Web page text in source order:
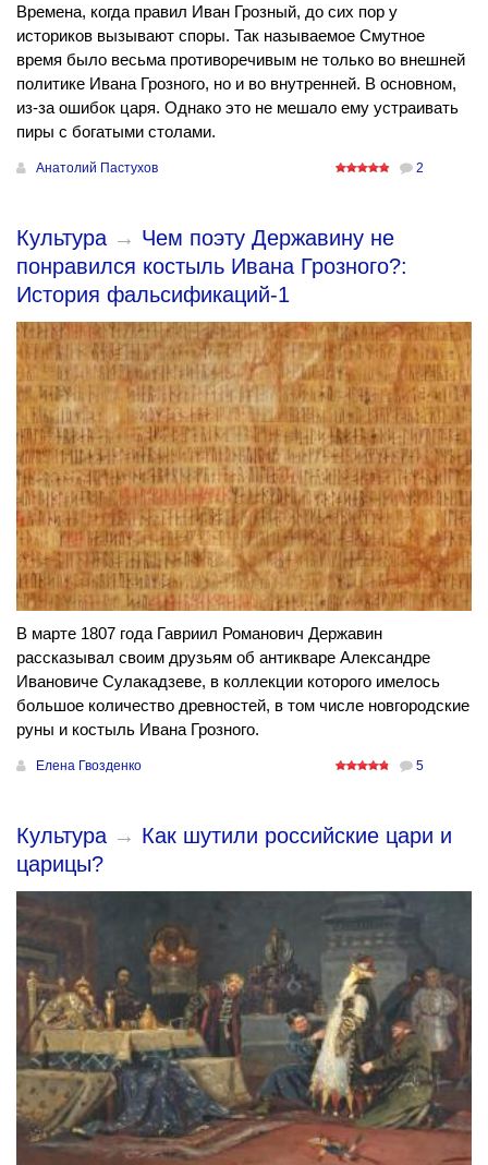
Времена, когда правил Иван Грозный, до сих пор у
историков вызывают споры. Так называемое Смутное
время было весьма противоречивым не только во внешней
политике Ивана Грозного, но и во внутренней. В основном,
из-за ошибок царя. Однако это не мешало ему устраивать
пиры с богатыми столами.
Анатолий Пастухов 2
Культура → Чем поэту Державину не
понравился костыль Ивана Грозного?:
История фальсификаций-1
В марте 1807 года Гавриил Романович Державин
рассказывал своим друзьям об антикваре Александре
Ивановиче Сулакадзеве, в коллекции которого имелось
большое количество древностей, в том числе новгородские
руны и костыль Ивана Грозного.
Елена Гвозденко 5
Культура → Как шутили российские цари и
царицы?